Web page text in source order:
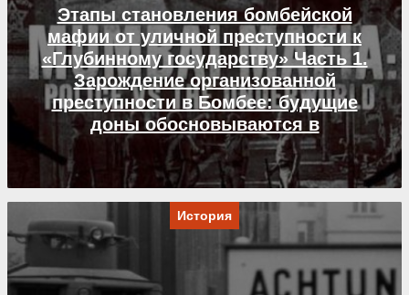
Этапы становления бомбейской
мафии от уличной преступности к
«Глубинному государству» Часть 1.
Зарождение организованной
преступности в Бомбее: будущие
доны обосновываются в
мегаполисе
История